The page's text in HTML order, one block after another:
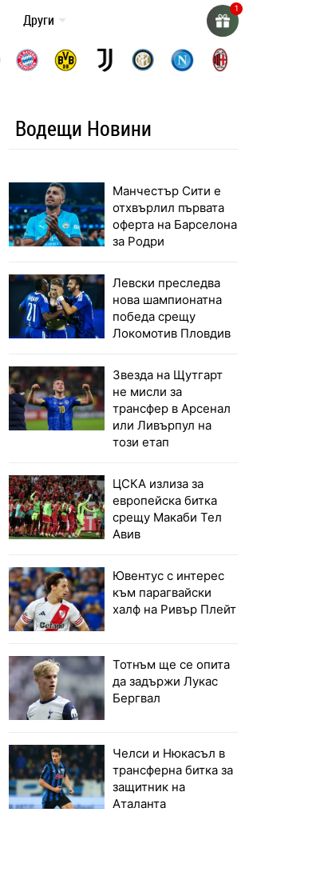
Други
Водещи Новини
Манчестър Сити е
отхвърлил първата
оферта на Барселона
за Родри
Левски преследва
нова шампионатна
победа срещу
Локомотив Пловдив
Звезда на Щутгарт
не мисли за
трансфер в Арсенал
или Ливърпул на
този етап
ЦСКА излиза за
европейска битка
срещу Макаби Тел
Авив
Ювентус с интерес
към парагвайски
халф на Ривър Плейт
Тотнъм ще се опита
да задържи Лукас
Бергвал
Челси и Нюкасъл в
трансферна битка за
защитник на
Аталанта